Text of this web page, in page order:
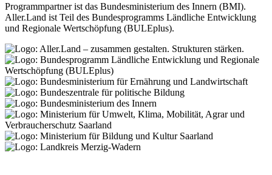
Programmpartner ist das Bundesministerium des Innern (BMI).
Aller.Land ist Teil des Bundesprogramms Ländliche Entwicklung
und Regionale Wertschöpfung (BULEplus).